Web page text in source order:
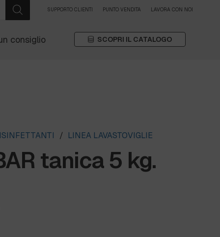
SUPPORTO CLIENTI PUNTO VENDITA LAVORA CON NOI
consiglio SCOPRI IL CATALOGO
/ LINEA LAVASTOVIGLIE
tanica 5 kg.